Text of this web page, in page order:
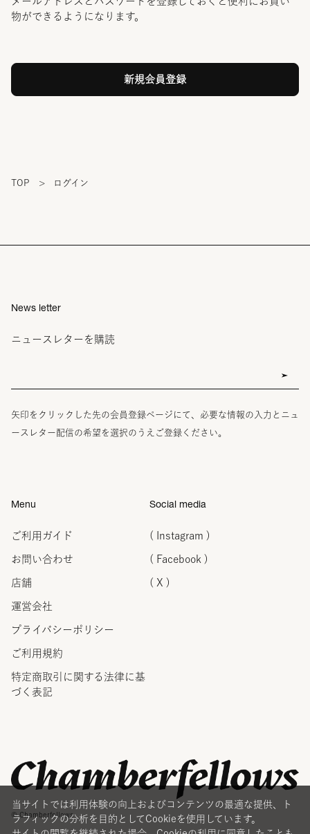
物ができるようになります。
TOP > ログイン
News letter
ニュースレターを購読
矢印をクリックした先の会員登録ページにて、必要な情報の入力とニュ
ースレター配信の希望を選択のうえご登録ください。
Menu
ご利用ガイド
お問い合わせ
店舗
運営会社
プライバシーポリシー
ご利用規約
特定商取引に関する法律に基
づく表記
Social media
( Instagram )
( Facebook )
( X )
© Chamberfellows
当サイトでは利用体験の向上およびコンテンツの最適な提供、ト
ラフィックの分析を目的としてCookieを使用しています。